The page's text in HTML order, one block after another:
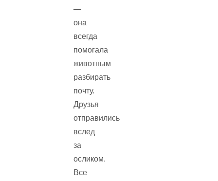
—
она
всегда
помогала
животным
разбирать
почту.
Друзья
отправились
вслед
за
осликом.
Все